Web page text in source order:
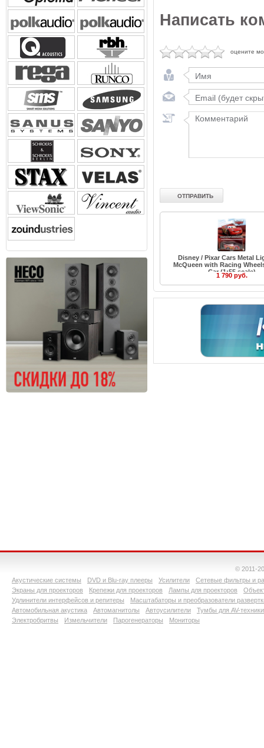
Написать
оцените
Disney / Pixar Cars Metal
McQueen with Racing
Car (1:55 scale)
1 790 руб.
© 2011-
Акустические системы
DVD и Blu-ray плееры Усилители
Сетевые фильтры и
Экраны для проекторов
Крепежи для проекторов Лампы для проекторов
Удлинители интерфейсов и репитеры
Масштабаторы и преобразователи
Автомобильная акустика
Автомагнитолы Автоусилители
Тумбы для AV-техники
Электробритвы
Измельчители Парогенераторы Мониторы